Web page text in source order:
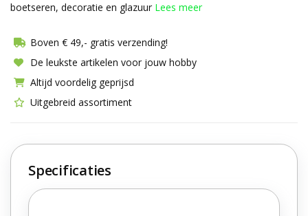
boetseren, decoratie en glazuur Lees meer
Boven € 49,- gratis verzending!
De leukste artikelen voor jouw hobby
Altijd voordelig geprijsd
Uitgebreid assortiment
Specificaties